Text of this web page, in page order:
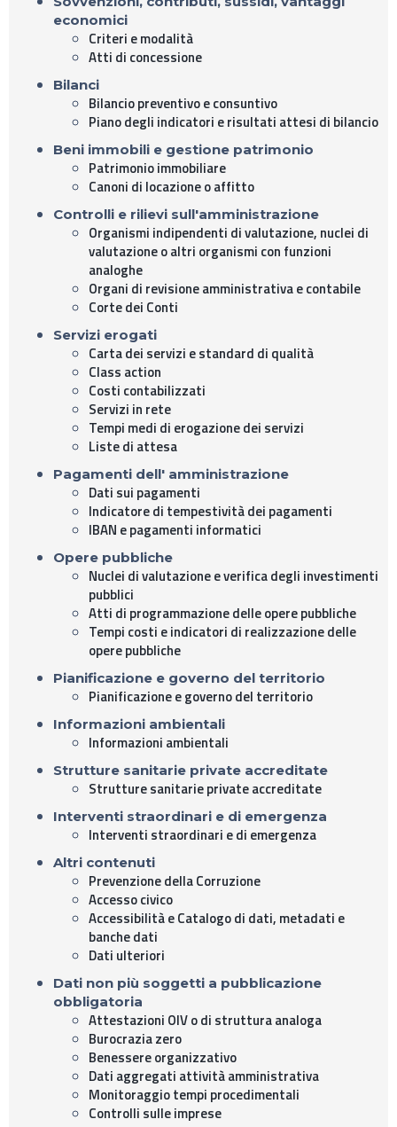
economici
Criteri e modalità
Atti di concessione
Bilanci
Bilancio preventivo e consuntivo
Piano degli indicatori e risultati attesi di bilancio
Beni immobili e gestione patrimonio
Patrimonio immobiliare
Canoni di locazione o affitto
Controlli e rilievi sull'amministrazione
Organismi indipendenti di valutazione, nuclei di
valutazione o altri organismi con funzioni
analoghe
Organi di revisione amministrativa e contabile
Corte dei Conti
Servizi erogati
Carta dei servizi e standard di qualità
Class action
Costi contabilizzati
Servizi in rete
Tempi medi di erogazione dei servizi
Liste di attesa
Pagamenti dell' amministrazione
Dati sui pagamenti
Indicatore di tempestività dei pagamenti
IBAN e pagamenti informatici
Opere pubbliche
Nuclei di valutazione e verifica degli investimenti
pubblici
Atti di programmazione delle opere pubbliche
Tempi costi e indicatori di realizzazione delle
opere pubbliche
Pianificazione e governo del territorio
Pianificazione e governo del territorio
Informazioni ambientali
Informazioni ambientali
Strutture sanitarie private accreditate
Strutture sanitarie private accreditate
Interventi straordinari e di emergenza
Interventi straordinari e di emergenza
Altri contenuti
Prevenzione della Corruzione
Accesso civico
Accessibilità e Catalogo di dati, metadati e
banche dati
Dati ulteriori
Dati non più soggetti a pubblicazione
obbligatoria
Attestazioni OIV o di struttura analoga
Burocrazia zero
Benessere organizzativo
Dati aggregati attività amministrativa
Monitoraggio tempi procedimentali
Controlli sulle imprese